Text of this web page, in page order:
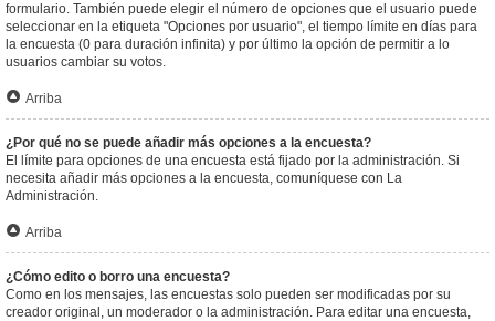
formulario. También puede elegir el número de opciones que el usuario puede
seleccionar en la etiqueta "Opciones por usuario", el tiempo límite en días para
la encuesta (0 para duración infinita) y por último la opción de permitir a lo
usuarios cambiar su votos.
Arriba
¿Por qué no se puede añadir más opciones a la encuesta?
El límite para opciones de una encuesta está fijado por la administración. Si
necesita añadir más opciones a la encuesta, comuníquese con La
Administración.
Arriba
¿Cómo edito o borro una encuesta?
Como en los mensajes, las encuestas solo pueden ser modificadas por su
creador original, un moderador o la administración. Para editar una encuesta,